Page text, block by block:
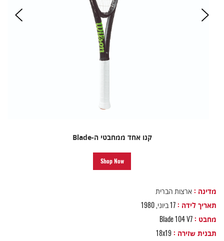
קנו אחד ממחבטי ה-Blade
Shop Now
מדינה : ארצות הברית
תאריך לידה : 17 ביוני, 1980
מחבט : Blade 104 V7
תבנית שזירה : 18x19